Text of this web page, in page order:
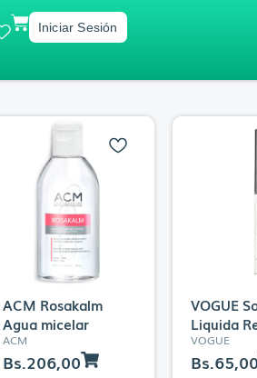
CartIniciar Sesión
ACM Rosakalm
Agua micelar
ACM
Bs.206,00
VOGUE
Liquida
VOGUE
Bs.65,00